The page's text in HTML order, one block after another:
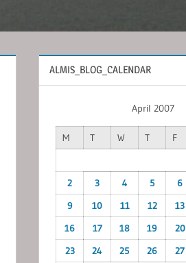
ALMIS_BLOG_CALENDAR
April 2007
M T W T F
2
3 4 5 6
9
10 11 12 13
16
17 18 19 20
23
24 25 26 27